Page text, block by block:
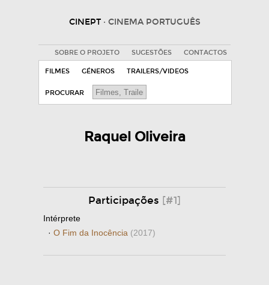
CINEPT · CINEMA PORTUGUÊS
SOBRE O PROJETO SUGESTÕES CONTACTOS
FILMES GÉNEROS TRAILERS/VIDEOS
PROCURAR
Raquel Oliveira
Participações [#1]
Intérprete
· O Fim da Inocência (2017)